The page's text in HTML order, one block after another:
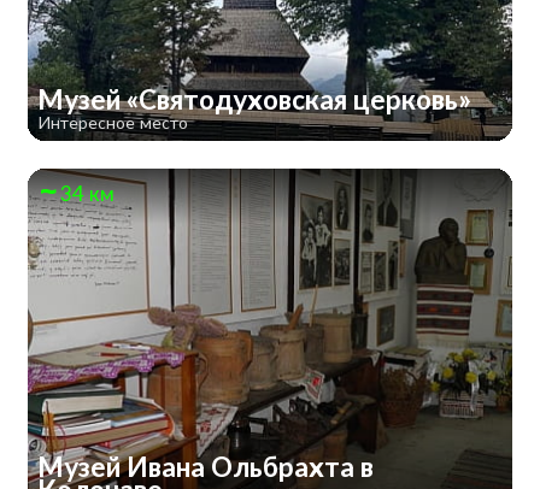
Музей «Святодуховская церковь»
Интересное место
34 км
Музей Ивана Ольбрахта в